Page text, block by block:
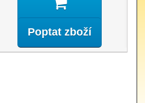
Poptat zboží